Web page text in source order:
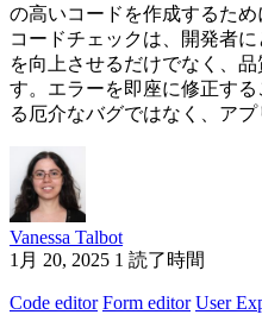
の高いコードを作成するた
コードチェックは、開発者
を向上させるだけでなく、
す。エラーを即座に修正す
る厄介なバグではなく、アプ
Vanessa Talbot
1月 20, 2025 1 読了時間
Code editor Form editor User